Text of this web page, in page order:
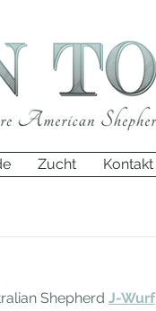
Zucht Kontakt
Shepherd J-Wurf